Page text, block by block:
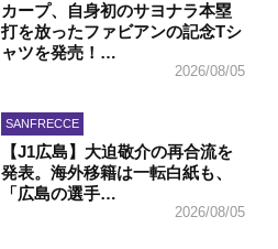
カープ、自身初のサヨナラ本塁
打を放ったファビアンの記念Tシ
ャツを発売！…
2026/08/05
SANFRECCE
【J1広島】大迫敬介の再合流を
発表。海外移籍は一転白紙も、
「広島の選手…
2026/08/05